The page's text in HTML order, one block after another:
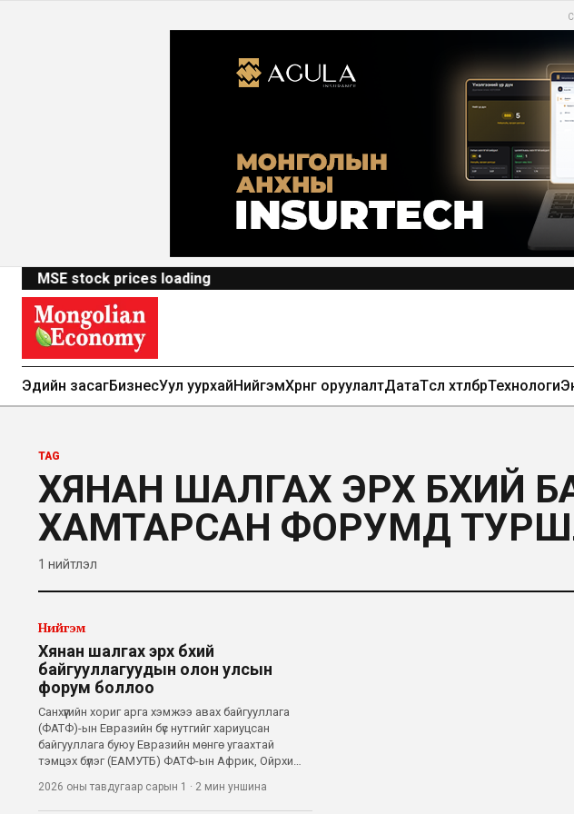
MSE stock prices loading
Эдийн засагБизнесУул уурхайНийгэмХөрөнгө оруулалтДатаТөсөл хөтөлбөрТехнологи
TAG
ХЯНАН ШАЛГАХ ЭРХ БҮХИЙ
ХАМТАРСАН ФОРУМД
1 нийтлэл
Нийгэм
Хянан шалгах эрх бүхий
байгууллагуудын олон улсын
форум боллоо
Санхүүгийн хориг арга хэмжээ авах байгууллага
(ФАТФ)-ын Евразийн бүс нутгийг хариуцсан
байгууллага буюу Евразийн мөнгө угаахтай
тэмцэх бүлэг (EAМУТБ) ФАТФ-ын Африк, Ойрхи
байгууллагуудтай хамтран “Тэнцвэртэй байдал
ба итгэлцэлд суурилсан хамтын ажиллагаа”
2026 оны тавдугаар сарын 1 · 2 мин уншина